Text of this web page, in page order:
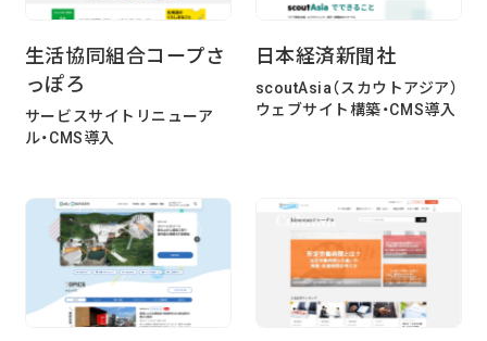
2026/07/29 技術ブログ
承認ボタンを押しただけ！ Cursor がやっ
てくれた1時間の業務記録
Movable Type と WordPress の DB 接続
情報を AWS Secrets Manager で管理す
る
2026/07/01 技術ブログ
『リーダブルコード』から学ぶ、「本当に
生活協同組合コープさ
っぽろ
サービスサイトリニューア
ル・CMS導入
日本経済新聞社
scoutAsia（スカウトアジア）
ウェブサイト構築・CMS導入